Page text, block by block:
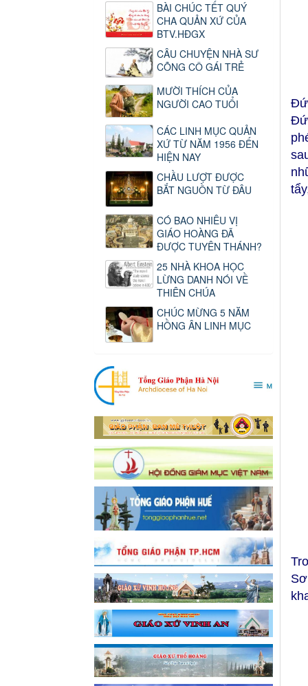
BÀI CHÚC TẾT QUÝ
CHA QUẢN XỨ CỦA
BTV.HĐGX
CÂU CHUYỆN NHÀ SƯ
CÕNG CÔ GÁI TRẺ
MƯỜI THÍCH CỦA
NGƯỜI CAO TUỔI
CÁC LINH MỤC QUẢN
XỨ TỪ NĂM 1956 ĐẾN
HIỆN NAY
CHẦU LƯỢT ĐƯỢC
BẮT NGUỒN TỪ ĐÂU
CÓ BAO NHIÊU VỊ
GIÁO HOÀNG ĐÃ
ĐƯỢC TUYÊN THÁNH?
25 NHÀ KHOA HỌC
LỪNG DANH NÓI VỀ
THIÊN CHÚA
CHÚC MỪNG 5 NĂM
HỒNG ÂN LINH MỤC